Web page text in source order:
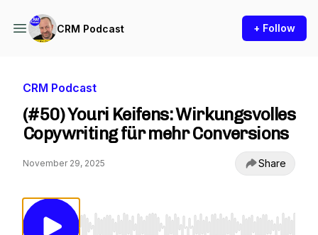
CRM Podcast + Follow
CRM Podcast
(#50) Youri Keifens: Wirkungsvolles
Copywriting für mehr Conversions
November 29, 2025 Share